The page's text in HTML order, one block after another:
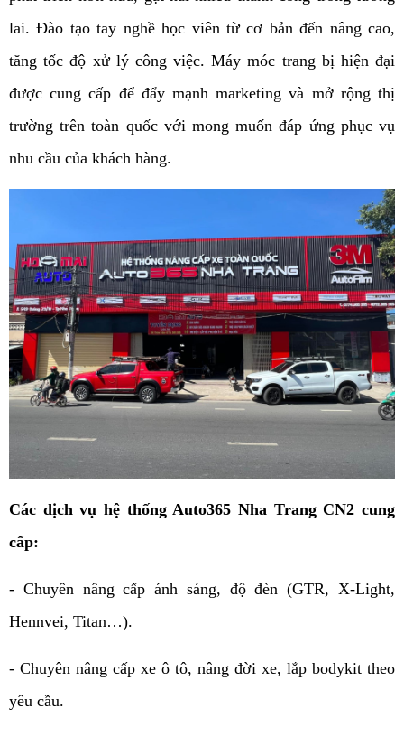
lai. Đào tạo tay nghề học viên từ cơ bản đến nâng cao,
tăng tốc độ xử lý công việc. Máy móc trang bị hiện đại
được cung cấp để đẩy mạnh marketing và mở rộng thị
trường trên toàn quốc với mong muốn đáp ứng phục vụ
nhu cầu của khách hàng.
Các dịch vụ hệ thống Auto365 Nha Trang CN2 cung
cấp:
- Chuyên nâng cấp ánh sáng, độ đèn (GTR, X-Light,
Hennvei, Titan…).
- Chuyên nâng cấp xe ô tô, nâng đời xe, lắp bodykit theo
yêu cầu.